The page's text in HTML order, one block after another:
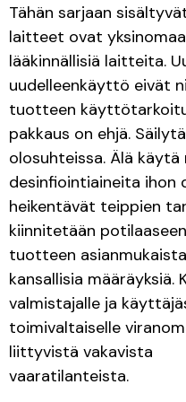
Tähän sarjaan
laitteet ovat
lääkinnällisiä laitteita.
uudelleenkäyttö eivät
tuotteen
pakkaus on ehjä.
olosuhteissa. Älä käytä
desinfiointiaineita ihon
heikentävät teippien
kiinnitetään
tuotteen
kansallisia
valmistajalle ja
toimivaltaiselle
liittyvistä vakavista
vaaratilanteista.